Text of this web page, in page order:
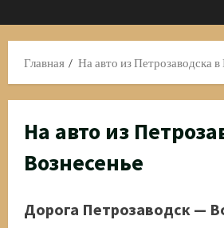
Главная На авто из Петрозаводска в
На авто из
Вознесенье
Дорога Петрозаводск —